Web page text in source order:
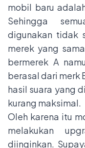
mobil baru
Sehingga
digunakan tidak
merek yang
bermerek A
berasal dari merk
hasil suara yang
kurang maksimal.
Oleh karena itu
melakukan
diinginkan.